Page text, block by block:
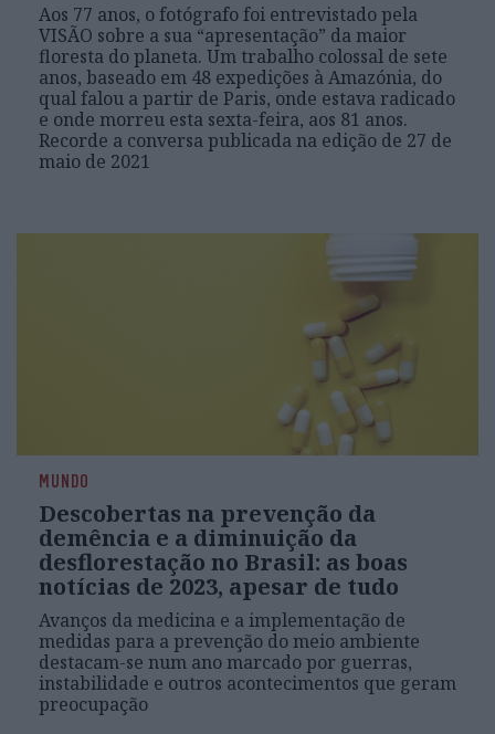
Aos 77 anos, o fotógrafo foi entrevistado pela
VISÃO sobre a sua “apresentação” da maior
floresta do planeta. Um trabalho colossal de sete
anos, baseado em 48 expedições à Amazónia, do
qual falou a partir de Paris, onde estava radicado
e onde morreu esta sexta-feira, aos 81 anos.
Recorde a conversa publicada na edição de 27 de
maio de 2021
MUNDO
Descobertas na prevenção da
demência e a diminuição da
desflorestação no Brasil: as boas
notícias de 2023, apesar de tudo
Avanços da medicina e a implementação de
medidas para a prevenção do meio ambiente
destacam-se num ano marcado por guerras,
instabilidade e outros acontecimentos que geram
preocupação